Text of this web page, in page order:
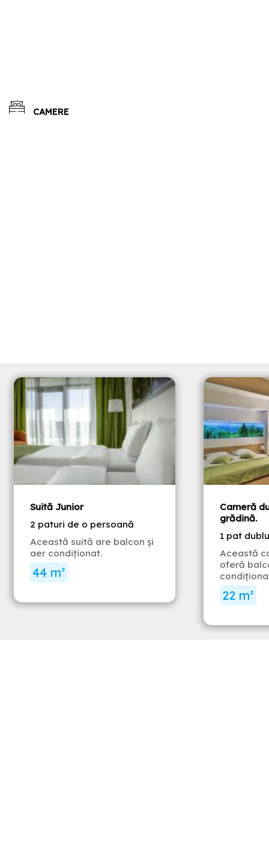
CAMERE
Suită Junior
2 paturi de o persoană
Această suită are balcon şi
aer condiţionat.
44 m²
Cameră
grădină.
1 pat
Această
oferă
22 m²